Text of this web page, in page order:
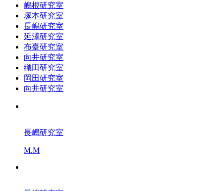
嶋根研究室
塚本研究室
長嶋研究室
延澤研究室
布臺研究室
向井研究室
織田研究室
岡田研究室
向井研究室
長嶋研究室
M.M